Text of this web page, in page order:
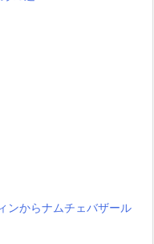
ンからナムチェバザール